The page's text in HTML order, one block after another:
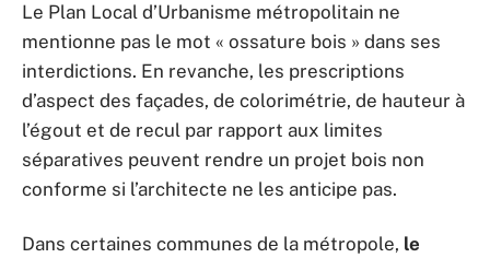
Le Plan Local d’Urbanisme métropolitain ne
mentionne pas le mot « ossature bois » dans ses
interdictions. En revanche, les prescriptions
d’aspect des façades, de colorimétrie, de hauteur à
l’égout et de recul par rapport aux limites
séparatives peuvent rendre un projet bois non
conforme si l’architecte ne les anticipe pas.
Dans certaines communes de la métropole, le